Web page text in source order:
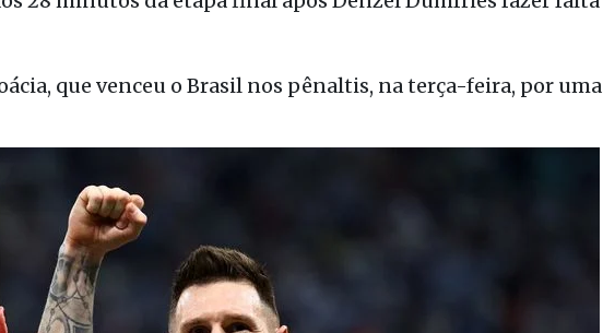
que venceu o Brasil nos pênaltis, na terça-feira, por uma